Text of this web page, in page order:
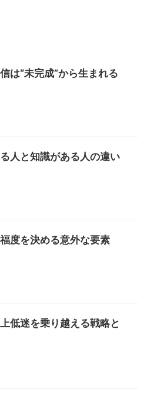
は“未完成”から生まれる
人と知識がある人の違い
度を決める意外な要素
低迷を乗り越える戦略と